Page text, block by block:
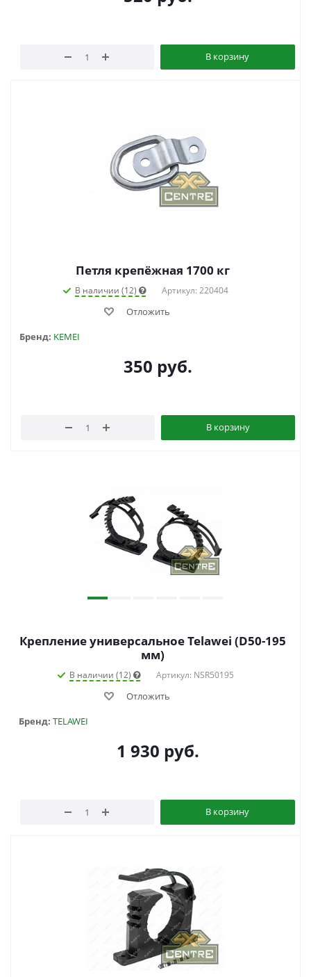
В корзину
Петля крепёжная 1700 кг
В наличии (12) Артикул: 220404
Отложить
Бренд: KEMEI
350 руб.
В корзину
Крепление универсальное Telawei (D50-195
мм)
В наличии (12) Артикул: NSR50195
Отложить
Бренд: TELAWEI
1 930 руб.
В корзину